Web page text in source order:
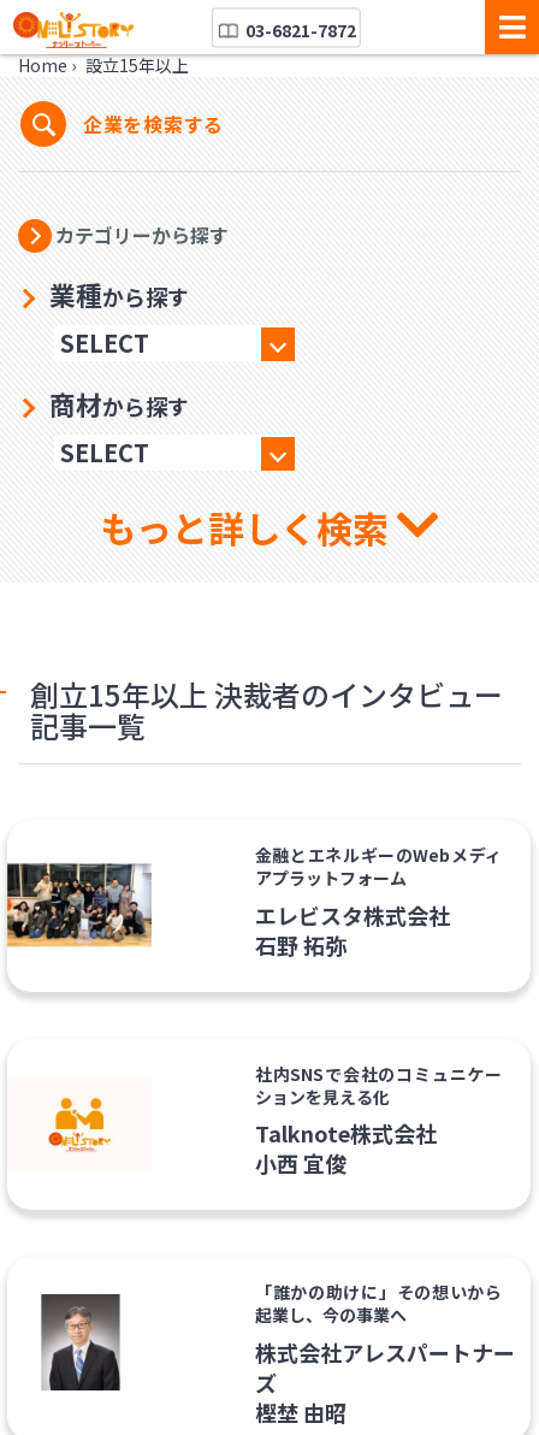
03-6821-7872
Home › 設立15年以上
企業を検索する
カテゴリーから探す
業種から探す
商材から探す
もっと詳しく検索
創立15年以上 決裁者のインタビュー
記事一覧
金融とエネルギーのWebメディ
アプラットフォーム
エレビスタ株式会社
石野 拓弥
社内SNSで会社のコミュニケー
ションを見える化
Talknote株式会社
小西 宜俊
「誰かの助けに」その想いから
起業し、今の事業へ
株式会社アレスパートナー
ズ
樫埜 由昭